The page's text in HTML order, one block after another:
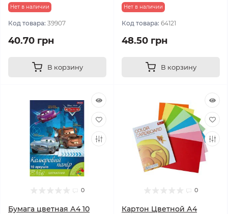
Нет в наличии
Код товара: 39907
40.70 грн
В корзину
Нет в наличии
Код товара: 64121
48.50 грн
В корзину
0
Бумага цветная А4 10
0
Картон Цветной А4